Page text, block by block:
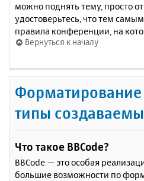
можно поднять тему, просто
удостоверьтесь, что тем
правила конференции, на
Вернуться к началу
типы
Что такое BBCode?
BBCode — это особая
большие возможности по